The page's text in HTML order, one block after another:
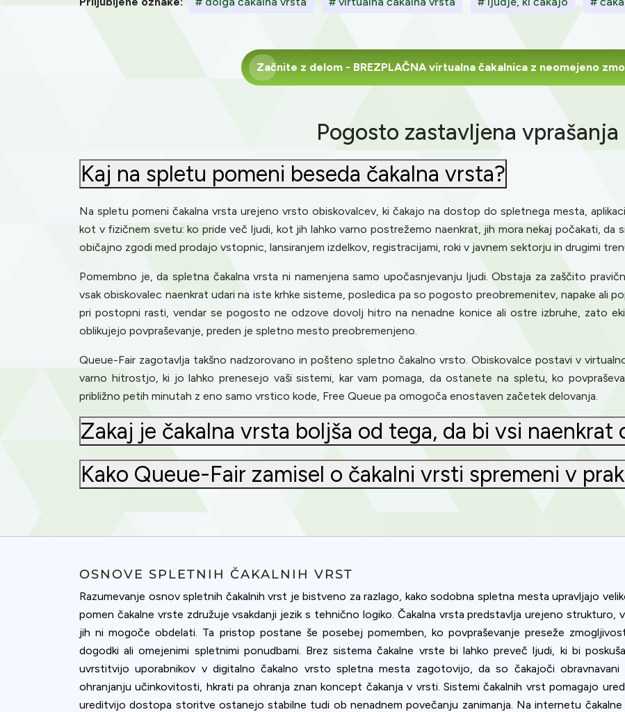
Začnite z delom - BREZPLAČNA virtualna čakalnica z neomejeno
Pogosto zastavljena vprašanja
Kaj na spletu pomeni beseda čakalna vrsta?
Na spletu pomeni čakalna vrsta urejeno vrsto obiskovalcev, ki čakajo na dostop do spletnega mesta,
kot v fizičnem svetu: ko pride več ljudi, kot jih lahko varno postrežemo naenkrat, jih mora nekaj počakati,
običajno zgodi med prodajo vstopnic, lansiranjem izdelkov, registracijami, roki v javnem sektorju in drugimi
Pomembno je, da spletna čakalna vrsta ni namenjena samo upočasnjevanju ljudi. Obstaja za zaščito
vsak obiskovalec naenkrat udari na iste krhke sisteme, posledica pa so pogosto preobremenitev, napake ali
pri postopni rasti, vendar se pogosto ne odzove dovolj hitro na nenadne konice ali ostre izbruhe, zato
oblikujejo povpraševanje, preden je spletno mesto preobremenjeno.
Queue-Fair zagotavlja takšno nadzorovano in pošteno spletno čakalno vrsto. Obiskovalce postavi v
varno hitrostjo, ki jo lahko prenesejo vaši sistemi, kar vam pomaga, da ostanete na spletu, ko
približno petih minutah z eno samo vrstico kode, Free Queue pa omogoča enostaven začetek delovanja.
Zakaj je čakalna vrsta boljša od tega, da bi vsi
Kako Queue-Fair zamisel o čakalni vrsti spremeni v
OSNOVE SPLETNIH ČAKALNIH VRST
Razumevanje osnov spletnih čakalnih vrst je bistveno za razlago, kako sodobna spletna mesta upravljajo
pomen čakalne vrste združuje vsakdanji jezik s tehnično logiko. Čakalna vrsta predstavlja urejeno strukturo,
jih ni mogoče obdelati. Ta pristop postane še posebej pomemben, ko povpraševanje preseže
dogodki ali omejenimi spletnimi ponudbami. Brez sistema čakalne vrste bi lahko preveč ljudi, ki bi
uvrstitvijo uporabnikov v digitalno čakalno vrsto spletna mesta zagotovijo, da so čakajoči obravnavani
ohranjanju učinkovitosti, hkrati pa ohranja znan koncept čakanja v vrsti. Sistemi čakalnih vrst pomagajo
ureditvijo dostopa storitve ostanejo stabilne tudi ob nenadnem povečanju zanimanja. Na internetu
Cookies & Privacy
Queue-Fair.com uses cookies to provide content and improve your
accept all cookie usage or use settings to manage categories individually.